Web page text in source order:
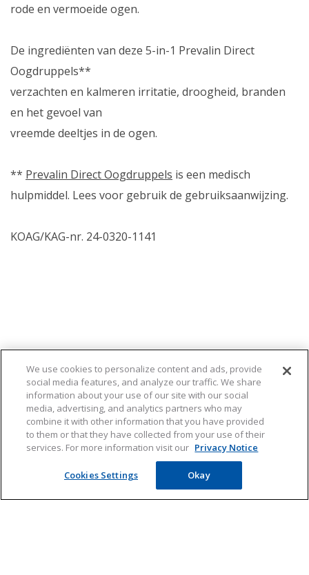
rode en vermoeide ogen.
De ingrediënten van deze 5-in-1 Prevalin Direct
Oogdruppels**
verzachten en kalmeren irritatie, droogheid, branden
en het gevoel van
vreemde deeltjes in de ogen.
** Prevalin Direct Oogdruppels is een medisch
hulpmiddel. Lees voor gebruik de gebruiksaanwijzing.
KOAG/KAG-nr. 24-0320-1141
KLIK HIER voor de
hooikoortsverwachting
We use cookies to personalize content and ads, provide
social media features, and analyze our traffic. We share
information about your use of our site with our social
media, advertising, and analytics partners who may
combine it with other information that you have provided
to them or that they have collected from your use of their
services. For more information visit our Privacy Notice
Cookies Settings Okay